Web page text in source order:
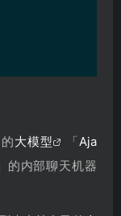
大模型 「Aja
」的内部聊天机器